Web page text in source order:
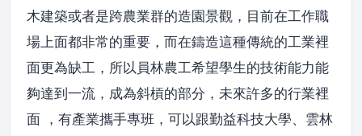
木建築或者是跨農業群的造園景觀，目前在工作職
場上面都非常的重要，而在鑄造這種傳統的工業裡
面更為缺工，所以員林農工希望學生的技術能力能
夠達到一流，成為斜槓的部分，未來許多的行業裡
面 ，有產業攜手專班，可以跟勤益科技大學、雲林